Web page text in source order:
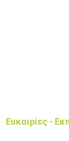
Ευκαιρίες -